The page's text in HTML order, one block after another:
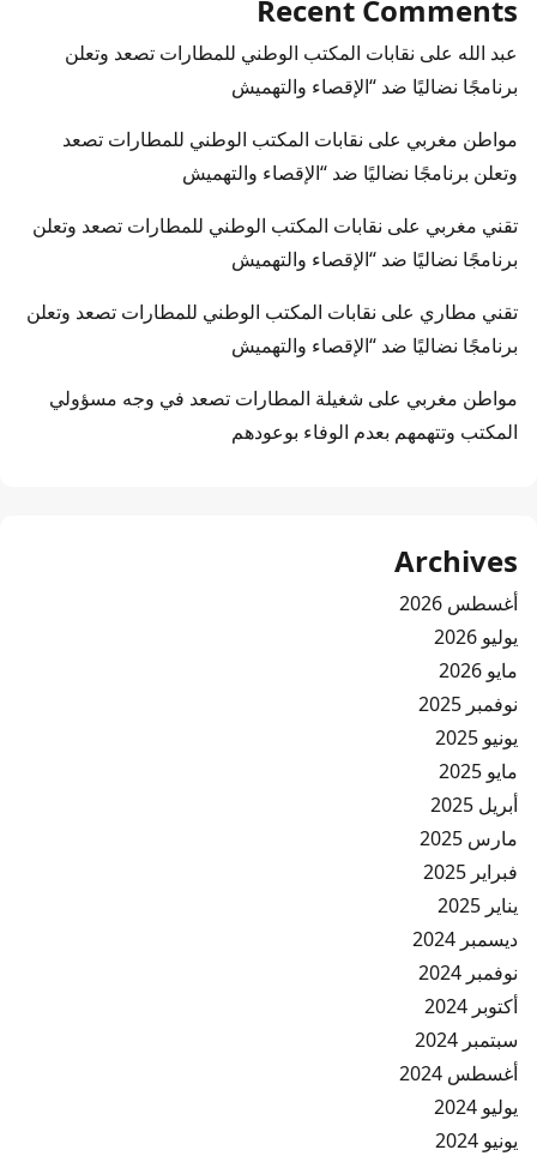
Recent Comments
عبد الله على نقابات المكتب الوطني للمطارات تصعد وتعلن
برنامجًا نضاليًا ضد “الإقصاء والتهميش
مواطن مغربي على نقابات المكتب الوطني للمطارات تصعد
وتعلن برنامجًا نضاليًا ضد “الإقصاء والتهميش
تقني مغربي على نقابات المكتب الوطني للمطارات تصعد وتعلن
برنامجًا نضاليًا ضد “الإقصاء والتهميش
تقني مطاري على نقابات المكتب الوطني للمطارات تصعد وتعلن
برنامجًا نضاليًا ضد “الإقصاء والتهميش
مواطن مغربي على شغيلة المطارات تصعد في وجه مسؤولي
المكتب وتتهمهم بعدم الوفاء بوعودهم
Archives
أغسطس 2026
يوليو 2026
مايو 2026
نوفمبر 2025
يونيو 2025
مايو 2025
أبريل 2025
مارس 2025
فبراير 2025
يناير 2025
ديسمبر 2024
نوفمبر 2024
أكتوبر 2024
سبتمبر 2024
أغسطس 2024
يوليو 2024
يونيو 2024